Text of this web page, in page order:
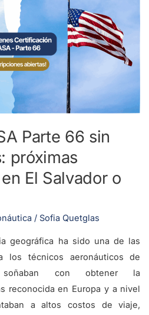
Parte 66 sin
próximas
El Salvador o
/ Sofia Quetglas
geográfica ha sido una de las
los técnicos aeronáuticos de
soñaban con obtener la
reconocida en Europa y a nivel
a altos costos de viaje,